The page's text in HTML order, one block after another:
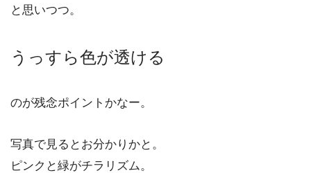
と思いつつ。
うっすら色が透ける
のが残念ポイントかなー。
写真で見るとお分かりかと。
ピンクと緑がチラリズム。